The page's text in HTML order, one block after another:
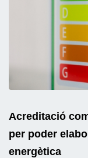
Acreditació
per poder
energètica